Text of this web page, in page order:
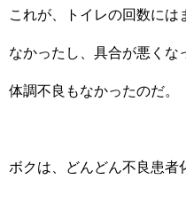
これが、トイレの回数には
なかったし、具合が悪くな
体調不良もなかったのだ。
ボクは、どんどん不良患者